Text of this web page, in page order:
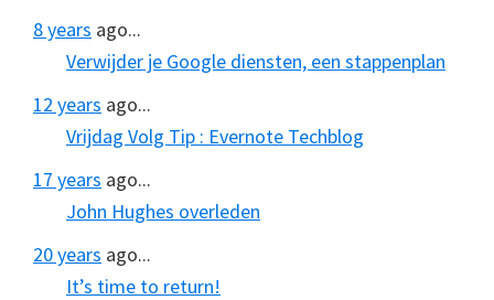
8 years ago...
Verwijder je Google diensten, een stappenplan
12 years ago...
Vrijdag Volg Tip : Evernote Techblog
17 years ago...
John Hughes overleden
20 years ago...
It’s time to return!